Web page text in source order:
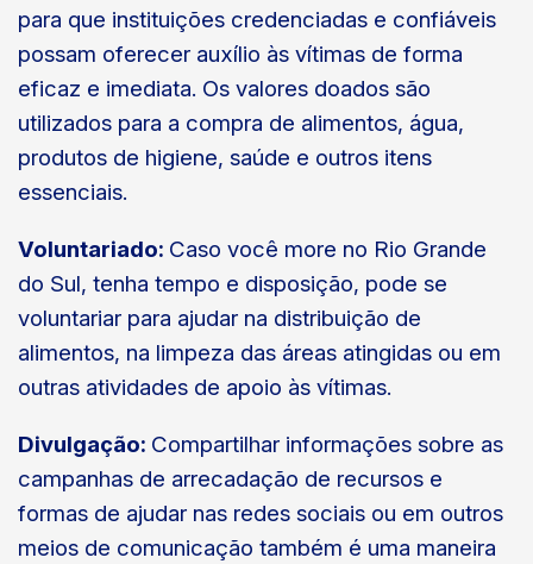
para que instituições credenciadas e confiáveis
possam oferecer auxílio às vítimas de forma
eficaz e imediata. Os valores doados são
utilizados para a compra de alimentos, água,
produtos de higiene, saúde e outros itens
essenciais.
Voluntariado: Caso você more no Rio Grande
do Sul, tenha tempo e disposição, pode se
voluntariar para ajudar na distribuição de
alimentos, na limpeza das áreas atingidas ou em
outras atividades de apoio às vítimas.
Divulgação: Compartilhar informações sobre as
campanhas de arrecadação de recursos e
formas de ajudar nas redes sociais ou em outros
meios de comunicação também é uma maneira